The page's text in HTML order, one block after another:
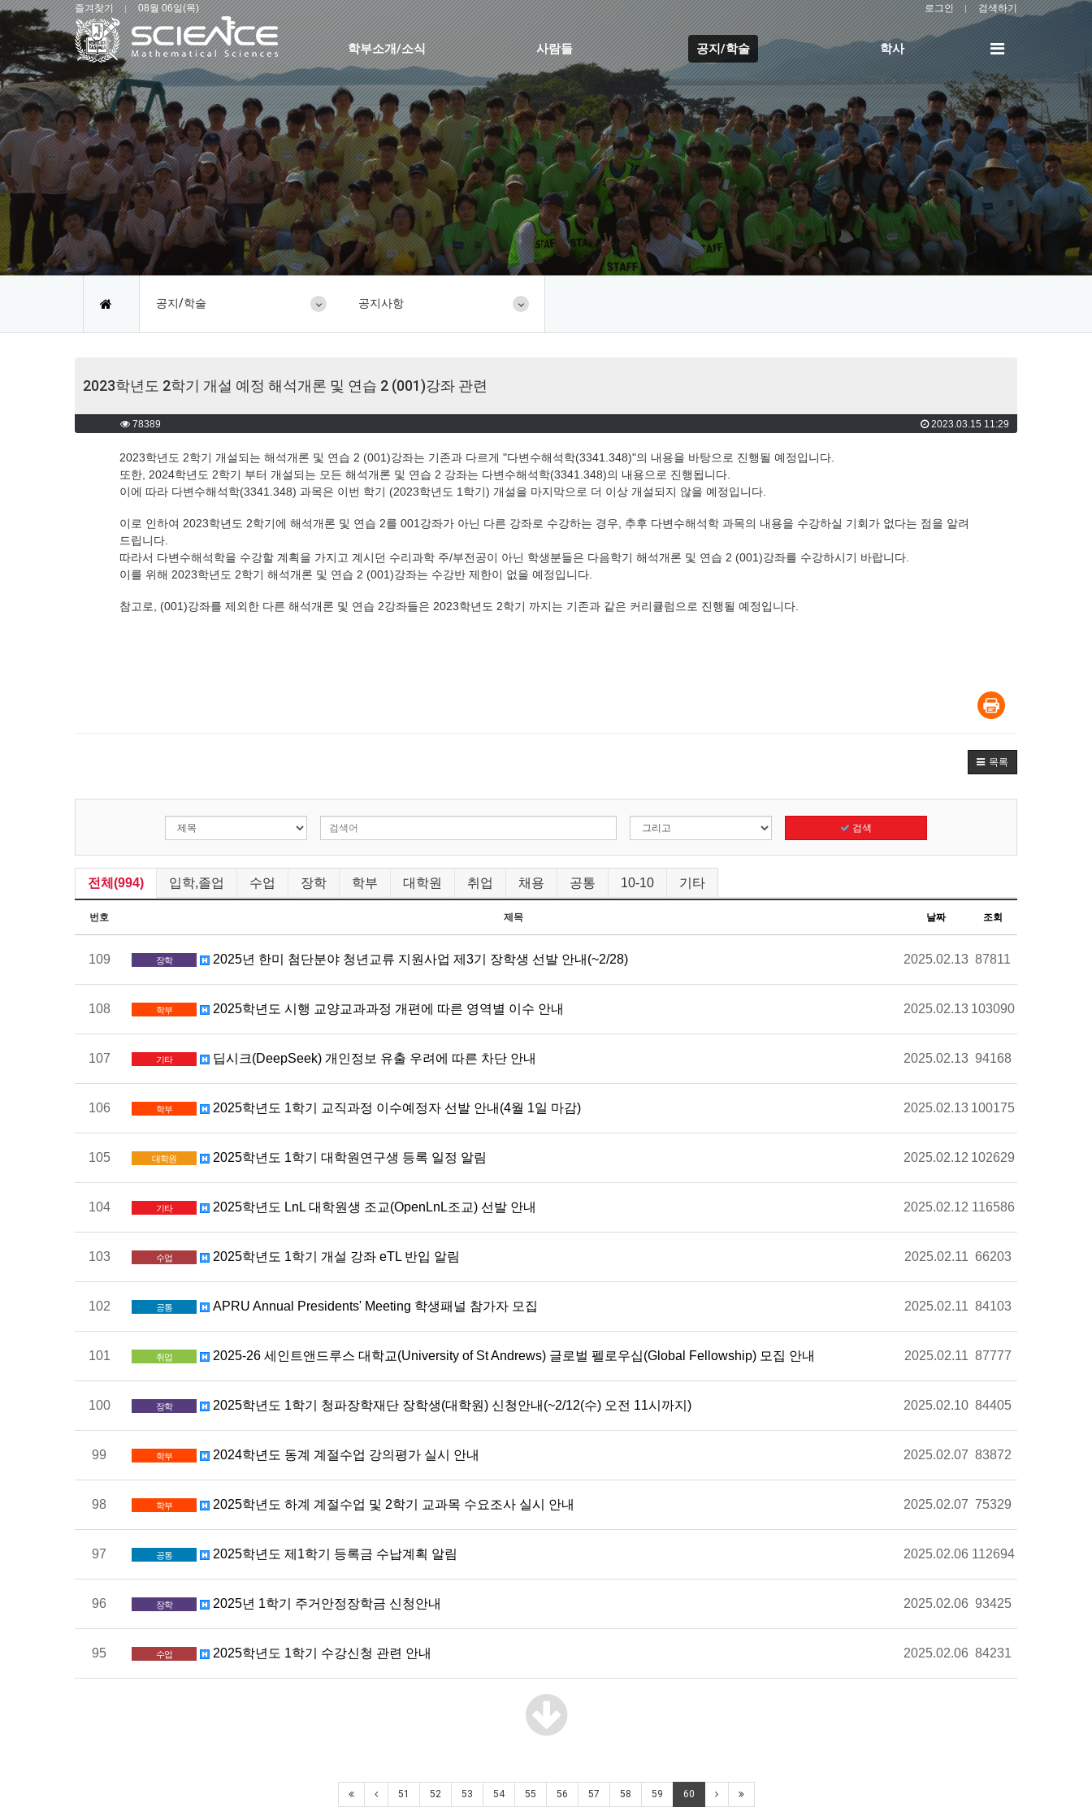
즐겨찾기 08월 06일(목) 로그인 검색하기
학부소개/소식 사람들 공지/학술 학사
전
메
뉴
공지/학술 공지사항
2023학년도 2학기 개설 예정 해석개론 및 연습 2 (001)강좌 관련
78389 2023.03.15 11:29
2023학년도 2학기 개설되는 해석개론 및 연습 2 (001)강좌는 기존과 다르게 "다변수해석학(3341.348)"의 내용을 바탕으로 진행될 예정입니다.
또한, 2024학년도 2학기 부터 개설되는 모든 해석개론 및 연습 2 강좌는 다변수해석학(3341.348)의 내용으로 진행됩니다.
이에 따라 다변수해석학(3341.348) 과목은 이번 학기 (2023학년도 1학기) 개설을 마지막으로 더 이상 개설되지 않을 예정입니다.
이로 인하여 2023학년도 2학기에 해석개론 및 연습 2를 001강좌가 아닌 다른 강좌로 수강하는 경우, 추후 다변수해석학 과목의 내용을 수강하실 기회가 없다는 점을 알려
드립니다.
따라서 다변수해석학을 수강할 계획을 가지고 계시던 수리과학 주/부전공이 아닌 학생분들은 다음학기 해석개론 및 연습 2 (001)강좌를 수강하시기 바랍니다.
이를 위해 2023학년도 2학기 해석개론 및 연습 2 (001)강좌는 수강반 제한이 없을 예정입니다.
참고로, (001)강좌를 제외한 다른 해석개론 및 연습 2강좌들은 2023학년도 2학기 까지는 기존과 같은 커리큘럼으로 진행될 예정입니다.
목록
검색
전체(994) 입학,졸업 수업 장학 학부 대학원 취업 채용 공통 10-10 기타
번호 제목 날짜 조회
109 장학 2025년 한미 첨단분야 청년교류 지원사업 제3기 장학생 선발 안내(~2/28) 2025.02.13 87811
108 학부 2025학년도 시행 교양교과과정 개편에 따른 영역별 이수 안내 2025.02.13 103090
107 기타 딥시크(DeepSeek) 개인정보 유출 우려에 따른 차단 안내 2025.02.13 94168
106 학부 2025학년도 1학기 교직과정 이수예정자 선발 안내(4월 1일 마감) 2025.02.13 100175
105 대학원 2025학년도 1학기 대학원연구생 등록 일정 알림 2025.02.12 102629
104 기타 2025학년도 LnL 대학원생 조교(OpenLnL조교) 선발 안내 2025.02.12 116586
103 수업 2025학년도 1학기 개설 강좌 eTL 반입 알림 2025.02.11 66203
102 공통 APRU Annual Presidents' Meeting 학생패널 참가자 모집 2025.02.11 84103
101 취업 2025-26 세인트앤드루스 대학교(University of St Andrews) 글로벌 펠로우십(Global Fellowship) 모집 안내 2025.02.11 87777
100 장학 2025학년도 1학기 청파장학재단 장학생(대학원) 신청안내(~2/12(수) 오전 11시까지) 2025.02.10 84405
99 학부 2024학년도 동계 계절수업 강의평가 실시 안내 2025.02.07 83872
98 학부 2025학년도 하계 계절수업 및 2학기 교과목 수요조사 실시 안내 2025.02.07 75329
97 공통 2025학년도 제1학기 등록금 수납계획 알림 2025.02.06 112694
96 장학 2025년 1학기 주거안정장학금 신청안내 2025.02.06 93425
95 수업 2025학년도 1학기 수강신청 관련 안내 2025.02.06 84231
51 52 53 54 55 56 57 58 59 60